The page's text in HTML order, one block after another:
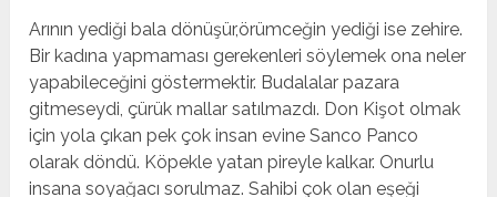
Arının yediği bala dönüşür,örümceğin yediği ise zehire.
Bir kadına yapmaması gerekenleri söylemek ona neler
yapabileceğini göstermektir. Budalalar pazara
gitmeseydi, çürük mallar satılmazdı. Don Kişot olmak
için yola çıkan pek çok insan evine Sanco Panco
olarak döndü. Köpekle yatan pireyle kalkar. Onurlu
insana soyağacı sorulmaz. Sahibi çok olan eşeği